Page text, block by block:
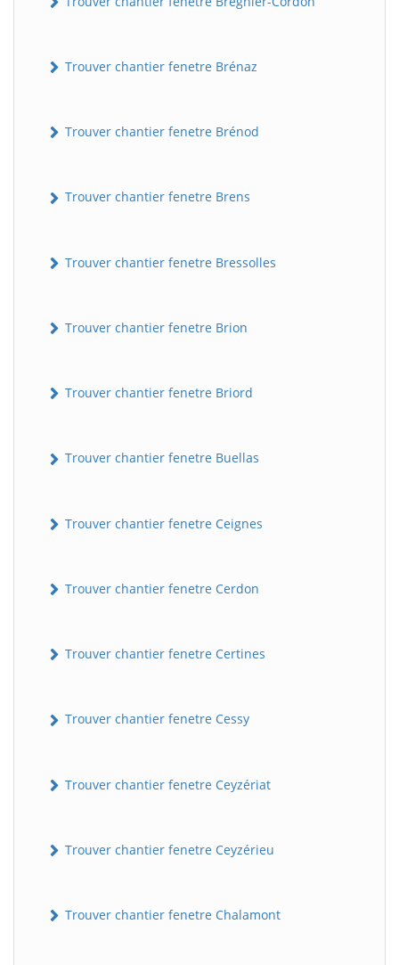
Trouver chantier fenetre Brénaz
Trouver chantier fenetre Brénod
Trouver chantier fenetre Brens
Trouver chantier fenetre Bressolles
Trouver chantier fenetre Brion
Trouver chantier fenetre Briord
Trouver chantier fenetre Buellas
Trouver chantier fenetre Ceignes
Trouver chantier fenetre Cerdon
Trouver chantier fenetre Certines
Trouver chantier fenetre Cessy
Trouver chantier fenetre Ceyzériat
Trouver chantier fenetre Ceyzérieu
Trouver chantier fenetre Chalamont